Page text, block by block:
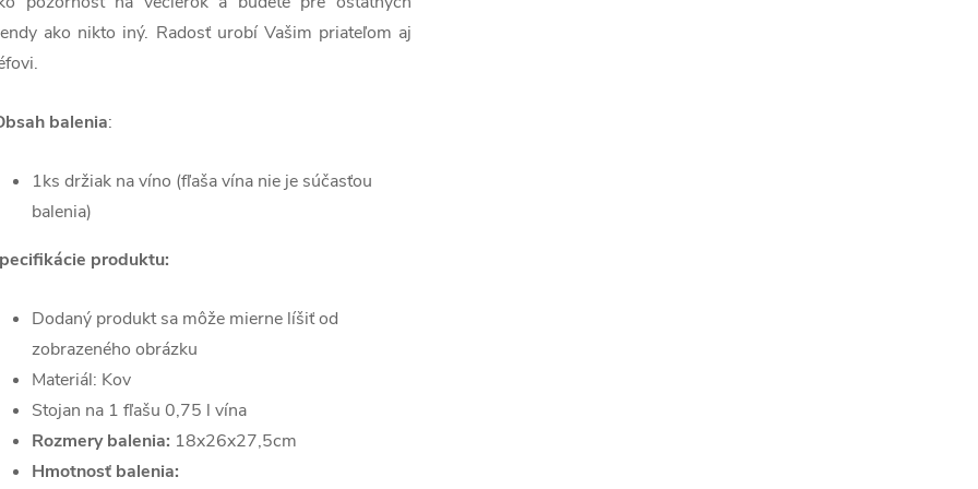
ako nikto iný. Radosť urobí Vašim priateľom aj
balenia:
1ks držiak na víno (fľaša vína nie je súčasťou
balenia)
produktu:
Dodaný produkt sa môže mierne líšiť od
zobrazeného obrázku
Materiál: Kov
Stojan na 1 fľašu 0,75 l vína
Rozmery balenia: 18x26x27,5cm
Hmotnosť balenia: